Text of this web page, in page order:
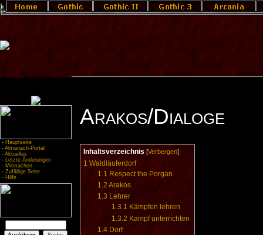
- Hauptseite
- Almanach-Portal
- Aktuelles
- Letzte Änderungen
- Mitmachen
- Zufällige Seite
- Hilfe
Arakos/Dialoge
Inhaltsverzeichnis [Verbergen]
1 Waldläuferdorf
1.1 Respect the Porgan
1.2 Arakos
1.3 Lehrer
1.3.1 Kämpfen lehren
1.3.2 Kampf unterrichten
1.4 Dorf